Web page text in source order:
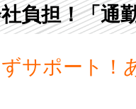
負担！「通
サポート！